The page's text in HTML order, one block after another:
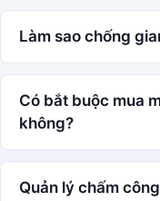
Làm sao chống
Có bắt buộc mua
không?
Quản lý chấm